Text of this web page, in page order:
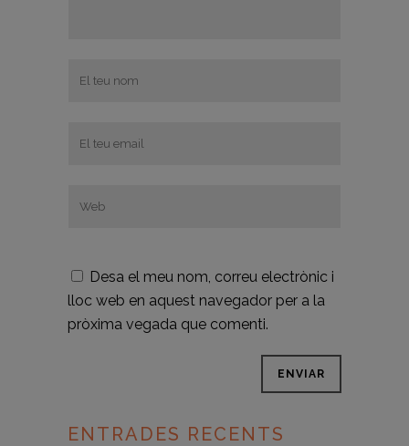
Desa el meu nom, correu electrònic i
lloc web en aquest navegador per a la
pròxima vegada que comenti.
ENTRADES RECENTS